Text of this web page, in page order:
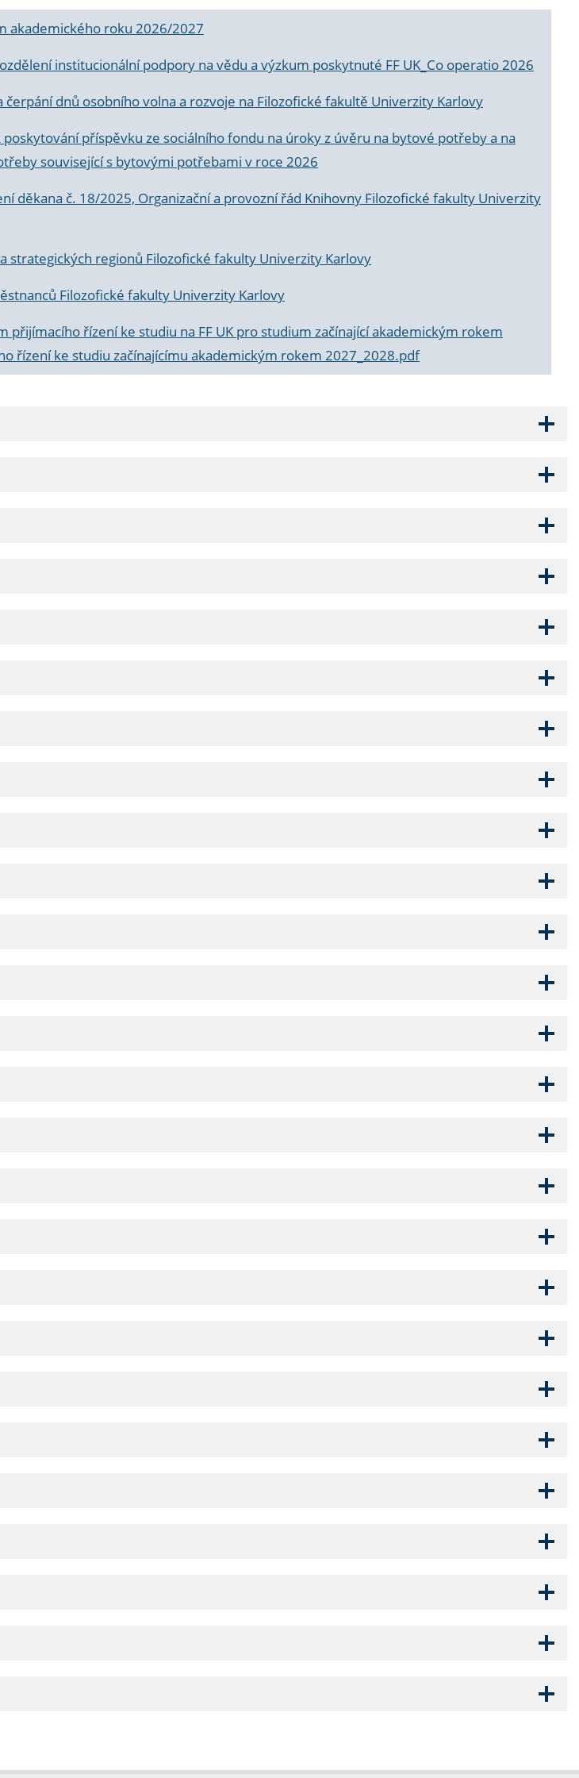
akademického roku 2026/2027
institucionální podpory na vědu a výzkum poskytnuté FF UK_Co operatio 2026
dnů osobního volna a rozvoje na Filozofické fakultě Univerzity Karlovy
příspěvku ze sociálního fondu na úroky z úvěru na bytové potřeby a na
související s bytovými potřebami v roce 2026
děkana č. 18/2025, Organizační a provozní řád Knihovny Filozofické fakulty Univerzity
strategických regionů Filozofické fakulty Univerzity Karlovy
Filozofické fakulty Univerzity Karlovy
přijímacího řízení ke studiu na FF UK pro studium začínající akademickým rokem
řízení ke studiu začínajícímu akademickým rokem 2027_2028.pdf